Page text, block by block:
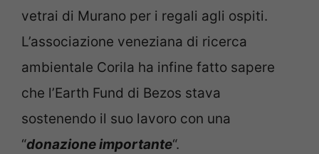
vetrai di Murano per i regali agli ospiti.
L’associazione veneziana di ricerca
ambientale Corila ha infine fatto sapere
che l’Earth Fund di Bezos stava
sostenendo il suo lavoro con una
“donazione importante“.